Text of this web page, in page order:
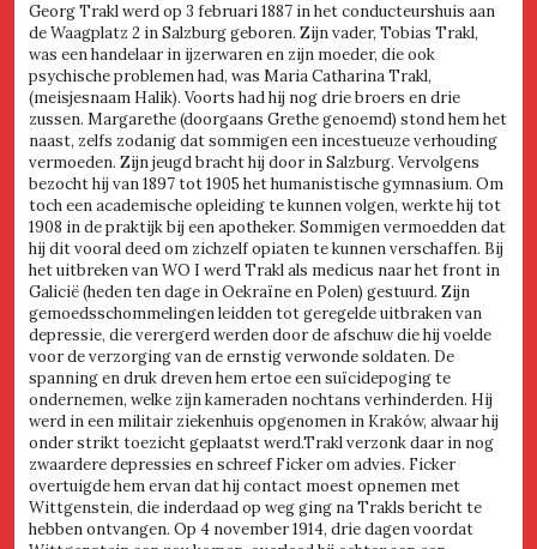
Georg Trakl werd op 3 februari 1887 in het conducteurshuis aan
de Waagplatz 2 in Salzburg geboren. Zijn vader, Tobias Trakl,
was een handelaar in ijzerwaren en zijn moeder, die ook
psychische problemen had, was Maria Catharina Trakl,
(meisjesnaam Halik). Voorts had hij nog drie broers en drie
zussen. Margarethe (doorgaans Grethe genoemd) stond hem het
naast, zelfs zodanig dat sommigen een incestueuze verhouding
vermoeden. Zijn jeugd bracht hij door in Salzburg. Vervolgens
bezocht hij van 1897 tot 1905 het humanistische gymnasium. Om
toch een academische opleiding te kunnen volgen, werkte hij tot
1908 in de praktijk bij een apotheker. Sommigen vermoedden dat
hij dit vooral deed om zichzelf opiaten te kunnen verschaffen. Bij
het uitbreken van WO I werd Trakl als medicus naar het front in
Galicië (heden ten dage in Oekraïne en Polen) gestuurd. Zijn
gemoedsschommelingen leidden tot geregelde uitbraken van
depressie, die verergerd werden door de afschuw die hij voelde
voor de verzorging van de ernstig verwonde soldaten. De
spanning en druk dreven hem ertoe een suïcidepoging te
ondernemen, welke zijn kameraden nochtans verhinderden. Hij
werd in een militair ziekenhuis opgenomen in Kraków, alwaar hij
onder strikt toezicht geplaatst werd.Trakl verzonk daar in nog
zwaardere depressies en schreef Ficker om advies. Ficker
overtuigde hem ervan dat hij contact moest opnemen met
Wittgenstein, die inderdaad op weg ging na Trakls bericht te
hebben ontvangen. Op 4 november 1914, drie dagen voordat